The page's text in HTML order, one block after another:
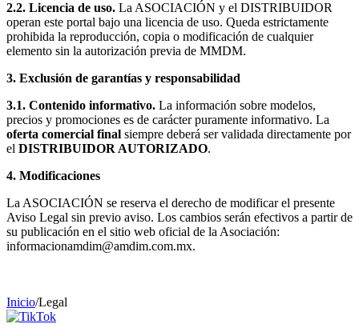
2.2. Licencia de uso. La ASOCIACIÓN y el DISTRIBUIDOR
operan este portal bajo una licencia de uso. Queda estrictamente
prohibida la reproducción, copia o modificación de cualquier
elemento sin la autorización previa de MMDM.
3. Exclusión de garantías y responsabilidad
3.1. Contenido informativo. La información sobre modelos,
precios y promociones es de carácter puramente informativo. La
oferta comercial final siempre deberá ser validada directamente por
el DISTRIBUIDOR AUTORIZADO.
4. Modificaciones
La ASOCIACIÓN se reserva el derecho de modificar el presente
Aviso Legal sin previo aviso. Los cambios serán efectivos a partir de
su publicación en el sitio web oficial de la Asociación:
informacionamdim@amdim.com.mx.
Inicio/Legal